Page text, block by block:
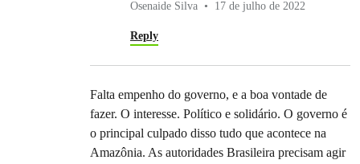
Osenaide Silva 17 de julho de 2022
Reply
Falta empenho do governo, e a boa vontade de
fazer. O interesse. Político e solidário. O governo é
o principal culpado disso tudo que acontece na
Amazônia. As autoridades Brasileira precisam agir